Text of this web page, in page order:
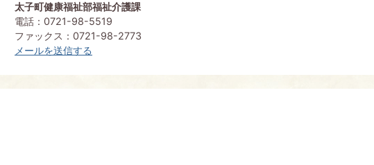
太子町健康福祉部福祉介護課
電話：0721-98-5519
ファックス：0721-98-2773
メールを送信する